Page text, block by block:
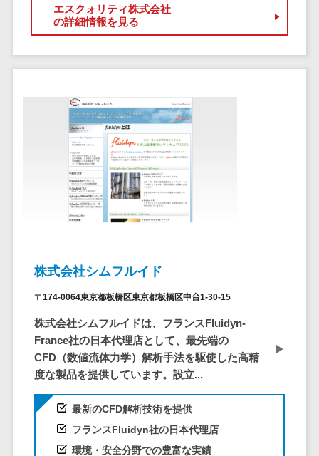
デジタルサイネージソフト>
Web会議システム>
プロジェクト管理ツール>
電子証明書サービス
電子証明書サービス>
データセンター>
デスクトップ仮想化>
IoT空調制御>
IoTプラットフォーム>
IT資産管理ツール>
SaaS管理ツール>
名刺管理サー
マーケティン
グ
メール配信シ
ステム
デジタル資産
管理システム
商品情報管理
システム
ーンツール
予約管理シス
テム
広告効果測定
ツール
リード獲得ツ
ール
DM発送サービ
ス
エスクォリティ株式会社
の詳細情報を見る
株式会社シムフルイド
〒174-0064東京都板橋区東京都板橋区中台1-30-15
株式会社シムフルイドは、フランスFluidyn-
France社の日本代理店として、最先端の
CFD（数値流体力学）解析手法を駆使した高精
度な製品を提供しています。設立...
最新のCFD解析技術を提供
フランスFluidyn社の日本代理店
環境・安全分野での豊富な実績